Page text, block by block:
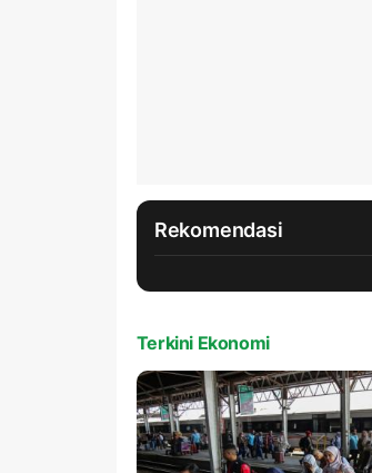
Rekomendasi
Terkini Ekonomi